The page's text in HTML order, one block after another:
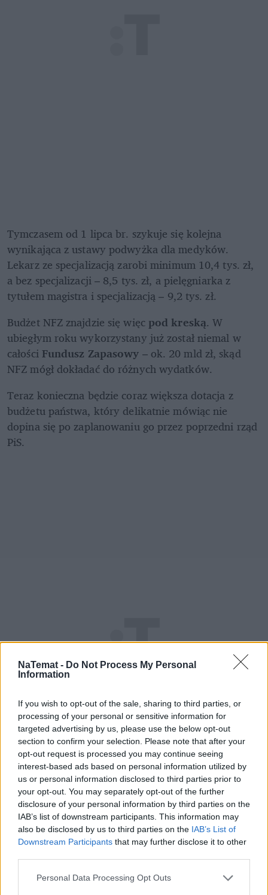
NaTemat - Do Not Process My Personal
Information
If you wish to opt-out of the sale, sharing to third parties, or
processing of your personal or sensitive information for
targeted advertising by us, please use the below opt-out
section to confirm your selection. Please note that after your
opt-out request is processed you may continue seeing
interest-based ads based on personal information utilized by
us or personal information disclosed to third parties prior to
your opt-out. You may separately opt-out of the further
disclosure of your personal information by third parties on the
IAB’s list of downstream participants. This information may
also be disclosed by us to third parties on the IAB’s List of
Downstream Participants that may further disclose it to other
Personal Data Processing Opt Outs
Tymczasem od 1 lipca br. szykuje się kolejna
wynikająca z ustawy podwyżka dla medyków.
Lekarz ze specjalizacją zarobi minimum 10,4 tys. zł,
a bez specjalizacji – 8,5 tys. zł, a pielęgniarka z
tytułem magistra i specjalizacją – 9,2 tys. zł.
Budżet NFZ znajdzie się więc pod kreską. W
ubiegłym roku wykorzystany już został niemal w
całości Fundusz Zapasowy – ok. 20 mld zł, skąd
NFZ mógł dokładać do różnych wydatków.
Teraz konieczna będzie coraz większa dotacja z
budżetu państwa, który delikatnie mówiąc nie
dopina się po zaplanowaniu go przez poprzedni rząd
PiS.
Pociągiem z Polski do Włoch?!
Nowość od PKP Intercity! |
kierunek:PODRÓŻE
Krótka kołdra
W systemie ochrony zdrowia od lat mówi się o